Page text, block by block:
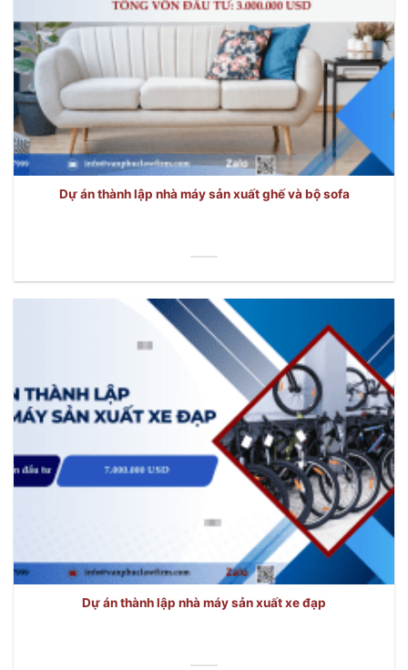
Dự án thành lập nhà máy sản xuất ghế và bộ sofa
Dự án thành lập nhà máy sản xuất xe đạp